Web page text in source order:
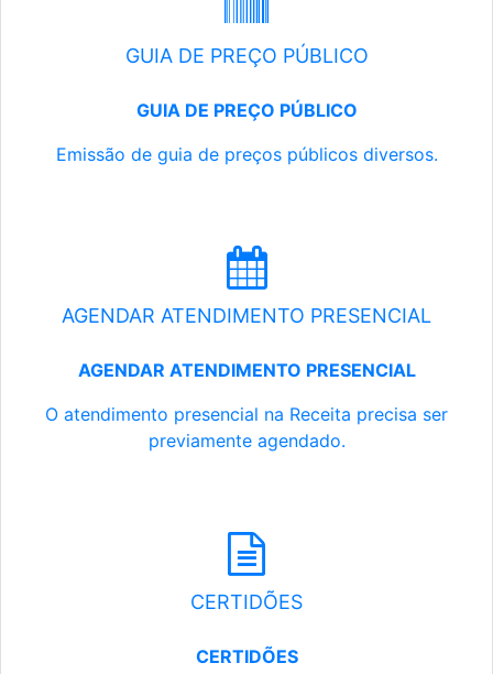
GUIA DE PREÇO PÚBLICO
GUIA DE PREÇO PÚBLICO
Emissão de guia de preços públicos diversos.
AGENDAR ATENDIMENTO PRESENCIAL
AGENDAR ATENDIMENTO PRESENCIAL
O atendimento presencial na Receita precisa ser
previamente agendado.
CERTIDÕES
CERTIDÕES